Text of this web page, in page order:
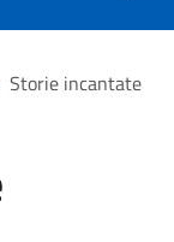
Storie incantate